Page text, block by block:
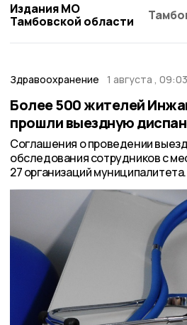
Издания МО
Тамбовской области
Здравоохранение 1 августа , 09:03
Более 500 жителей
прошли выездную
Соглашения о проведении
обследования сотрудников с
27 организаций муниципалитета.